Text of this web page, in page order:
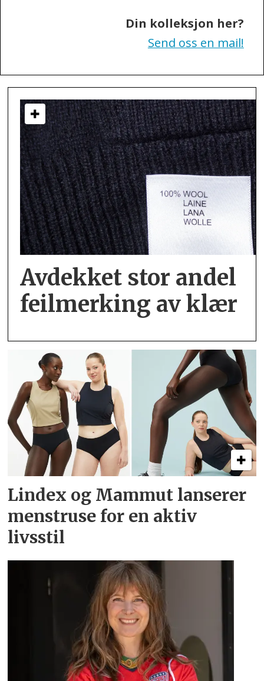
Din kolleksjon her?
Send oss en mail!
Avdekket stor andel
feil­merking av klær
Lindex og Mammut lanserer
menstruse for en aktiv
livsstil